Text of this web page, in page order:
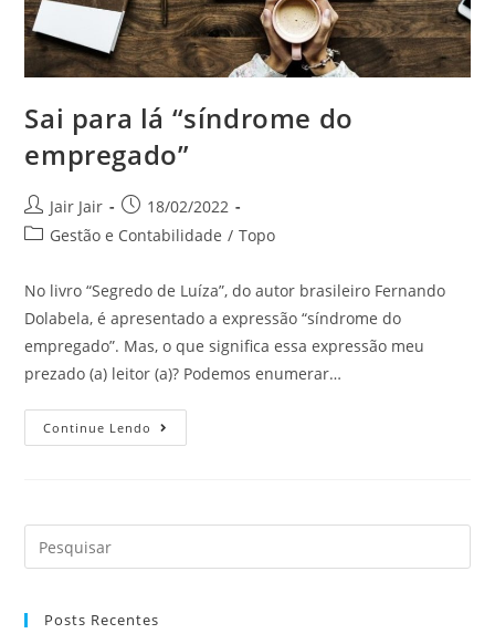
Sai para lá “síndrome do
empregado”
Jair Jair
18/02/2022
Gestão e Contabilidade / Topo
No livro “Segredo de Luíza”, do autor brasileiro Fernando
Dolabela, é apresentado a expressão “síndrome do
empregado”. Mas, o que significa essa expressão meu
prezado (a) leitor (a)? Podemos enumerar…
Continue Lendo
Posts Recentes